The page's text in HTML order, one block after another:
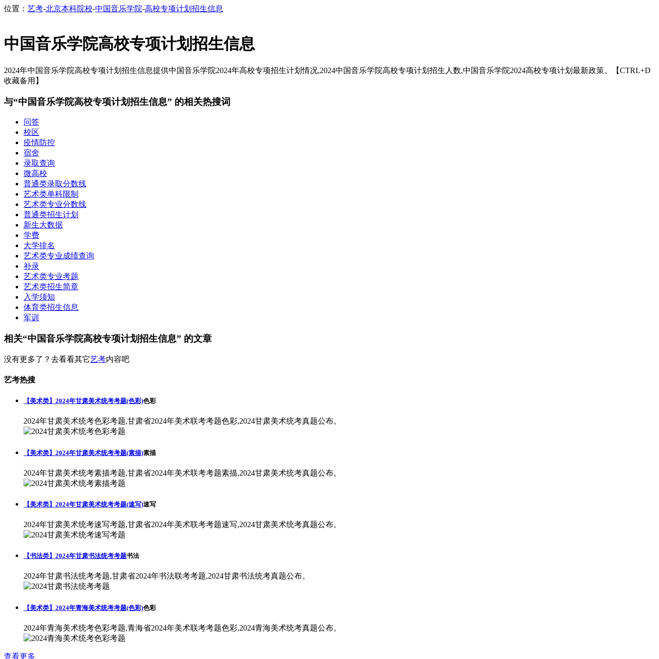
位置： 艺考-北京本科院校-中国音乐学院-高校专项计划招生信息
中国音乐学院高校专项计划招生信息
2024年中国音乐学院高校专项计划招生信息提供中国音乐学院2024年高校专项招生计划情况,2024中国音乐学院高校专项计划招生人数,中国音乐学院2024高校专项计划最新政策。【CTRL+D
收藏备用】
与“中国音乐学院高校专项计划招生信息” 的相关热搜词
问答
校区
疫情防控
宿舍
录取查询
微高校
普通类录取分数线
艺术类单科限制
艺术类专业分数线
普通类招生计划
新生大数据
学费
大学排名
艺术类专业成绩查询
补录
艺术类专业考题
艺术类招生简章
入学须知
体育类招生信息
军训
相关“中国音乐学院高校专项计划招生信息” 的文章
没有更多了？去看看其它艺考内容吧
艺考热搜
【美术类】2024年甘肃美术统考考题(色彩)色彩
2024年甘肃美术统考色彩考题,甘肃省2024年美术联考考题色彩,2024甘肃美术统考真题公布。
【美术类】2024年甘肃美术统考考题(素描)素描
2024年甘肃美术统考素描考题,甘肃省2024年美术联考考题素描,2024甘肃美术统考真题公布。
【美术类】2024年甘肃美术统考考题(速写)速写
2024年甘肃美术统考速写考题,甘肃省2024年美术联考考题速写,2024甘肃美术统考真题公布。
【书法类】2024年甘肃书法统考考题书法
2024年甘肃书法统考考题,甘肃省2024年书法联考考题,2024甘肃书法统考真题公布。
【美术类】2024年青海美术统考考题(色彩)色彩
2024年青海美术统考色彩考题,青海省2024年美术联考考题色彩,2024青海美术统考真题公布。
查看更多